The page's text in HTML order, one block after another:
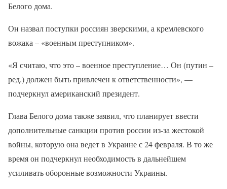
Белого дома.
Он назвал поступки россиян зверскими, а кремлевского
вожака – «военным преступником».
«Я считаю, что это – военное преступление… Он (путин –
ред.) должен быть привлечен к ответственности», —
подчеркнул американский президент.
Глава Белого дома также заявил, что планирует ввести
дополнительные санкции против россии из-за жестокой
войны, которую она ведет в Украине с 24 февраля. В то же
время он подчеркнул необходимость в дальнейшем
усиливать оборонные возможности Украины.